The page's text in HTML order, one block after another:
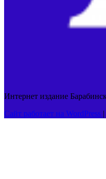
Интернет издание
Сайт работает на WordPress |